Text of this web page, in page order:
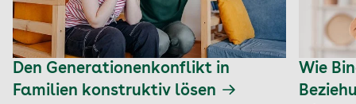
Den Generationenkonflikt in
Familien konstruktiv lösen
Wie